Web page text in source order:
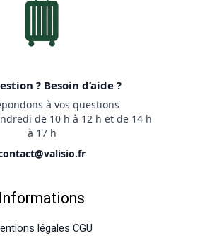
? Besoin d’aide ?
à vos questions
de 10 h à 12 h et de 14 h
à 17 h
Informations
légales CGU